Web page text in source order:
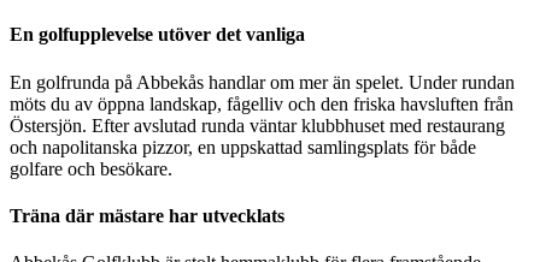
En golfupplevelse utöver det vanliga
En golfrunda på Abbekås handlar om mer än spelet. Under rundan
möts du av öppna landskap, fågelliv och den friska havsluften från
Östersjön. Efter avslutad runda väntar klubbhuset med restaurang
och napolitanska pizzor, en uppskattad samlingsplats för både
golfare och besökare.
Träna där mästare har utvecklats